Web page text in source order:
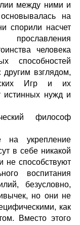
между ними и
на
спорили насчет
человека
способностей
другим взглядом,
Игр и их
истинных нужд и
философ
на укрепление
в себе никакой
не способствуют
воспитания
безусловно,
но они не
как
Вместо этого